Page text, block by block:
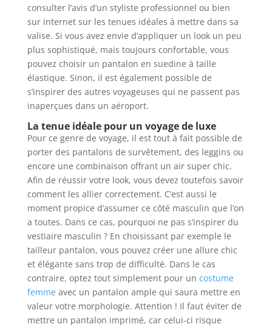
consulter l’avis d’un styliste professionnel ou bien
sur internet sur les tenues idéales à mettre dans sa
valise. Si vous avez envie d’appliquer un look un peu
plus sophistiqué, mais toujours confortable, vous
pouvez choisir un pantalon en suedine à taille
élastique. Sinon, il est également possible de
s’inspirer des autres voyageuses qui ne passent pas
inaperçues dans un aéroport.
La tenue idéale pour un voyage de luxe
Pour ce genre de voyage, il est tout à fait possible de
porter des pantalons de survêtement, des leggins ou
encore une combinaison offrant un air super chic.
Afin de réussir votre look, vous devez toutefois savoir
comment les allier correctement. C’est aussi le
moment propice d’assumer ce côté masculin que l’on
a toutes. Dans ce cas, pourquoi ne pas s’inspirer du
vestiaire masculin ? En choisissant par exemple le
tailleur pantalon, vous pouvez créer une allure chic
et élégante sans trop de difficulté. Dans le cas
contraire, optez tout simplement pour un costume
femmeavec un pantalon ample qui saura mettre en
valeur votre morphologie. Attention ! Il faut éviter de
mettre un pantalon imprimé, car celui-ci risque